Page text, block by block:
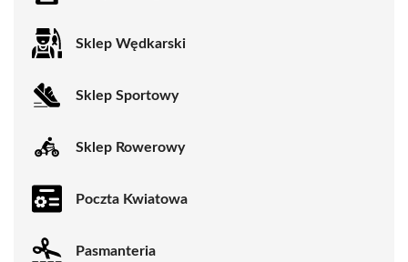
Sklep Wędkarski
Sklep Sportowy
Sklep Rowerowy
Poczta Kwiatowa
Pasmanteria